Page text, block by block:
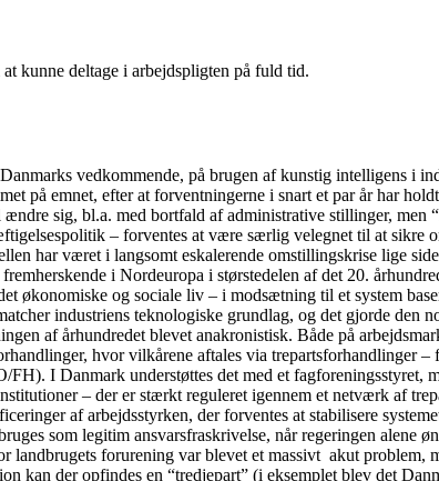
kunne deltage i arbejdspligten på fuld tid.
vedkommende, på brugen af kunstig intelligens i
på emnet, efter at forventningerne i snart et par år har
sig, bl.a. med bortfald af administrative stillinger,
– forventes at være særlig velegnet til at sikre
har været i langsomt eskalerende omstillingskrise lige
i Nordeuropa i størstedelen af det 20.
økonomiske og sociale liv – i modsætning til et system
industriens teknologiske grundlag, og det gjorde den
af århundredet blevet anakronistisk. Både på
hvor vilkårene aftales via trepartsforhandlinger
I Danmark understøttes det med et fagforeningsstyret,
– der er stærkt reguleret igennem et netværk af
af arbejdsstyrken, der forventes at stabilisere
som legitim ansvarsfraskrivelse, når regeringen alene
forurening var blevet et massivt akut problem,
kan der opfindes en “tredjepart” (i eksemplet blev det